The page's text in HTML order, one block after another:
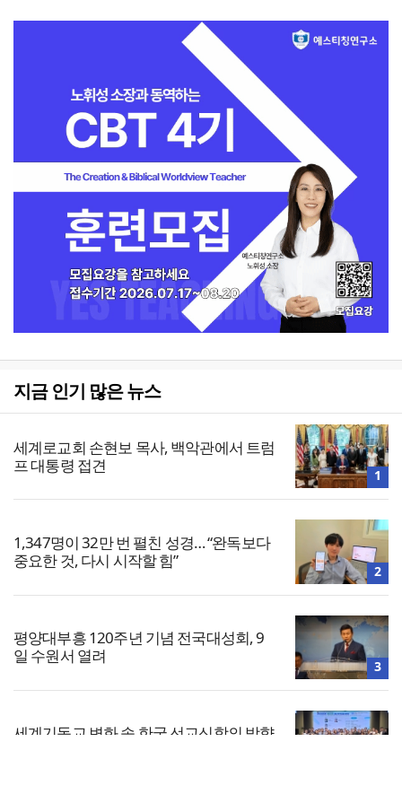
지금 인기 많은 뉴스
세계로교회 손현보 목사, 백악관에서 트럼
프 대통령 접견
1
1,347명이 32만 번 펼친 성경… “완독보다
중요한 것, 다시 시작할 힘”
2
평양대부흥 120주년 기념 전국대성회, 9
일 수원서 열려
3
세계기독교 변화 속 한국 선교신학의 방향